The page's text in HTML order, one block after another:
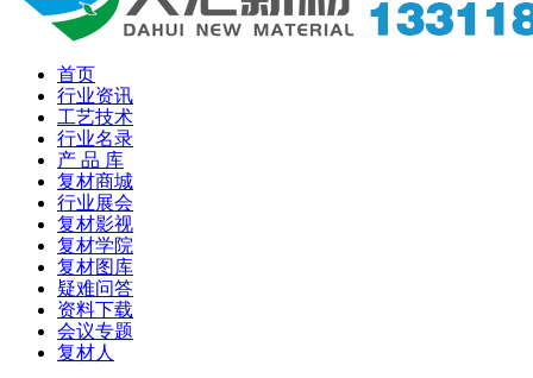
首页
行业资讯
工艺技术
行业名录
产 品 库
复材商城
行业展会
复材影视
复材学院
复材图库
疑难问答
资料下载
会议专题
复材人